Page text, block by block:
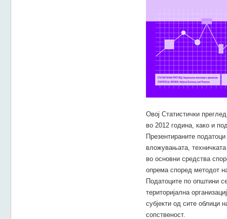
Овој Статистички
во 2012 година, како и
Презентираните
вложувањата,
во основни средства
опрема според методот
Податоците по општини
територијална
субјекти од сите облици
сопственост.